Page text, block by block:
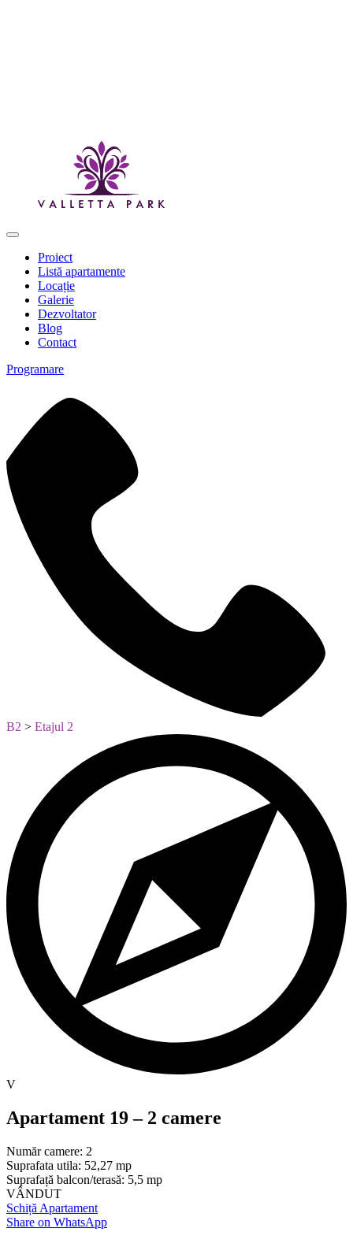
Proiect
Listă apartamente
Locație
Galerie
Dezvoltator
Blog
Contact
Programare
B2 > Etajul 2
V
Apartament 19 – 2 camere
Număr camere: 2
Suprafata utila: 52,27 mp
Suprafață balcon/terasă: 5,5 mp
VÂNDUT
Schiță Apartament
Share on WhatsApp